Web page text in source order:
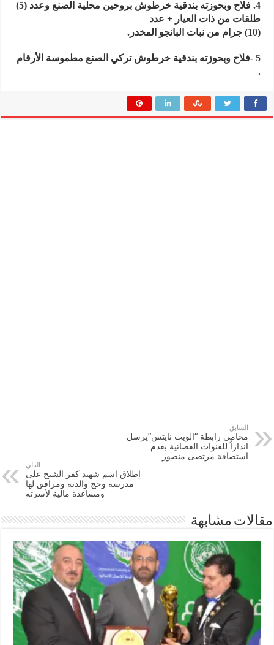
4. فلاح وبحوزته بندقية خرطوش بروحين محلية الصنع وعدد (5)
طلقات من ذات العيار + عدد
(10) جرام من نبات البانجو المخدر.
5 -فلاح وبحوزته بندقية خرطوش تركي الصنع مطموسة الأرقام
.
السابق
محامى رابطة “الويت نايتس”يرسل
انذاراً للقنوات الفضائية بعدم
استضافة مرتضى منصور
التالي
إطلاق اسم شهيد كفر الشيخ على
مدرسة وحج والدته ومرافق لها
ومساعدة مالية لأسرته
مقالات مشابهة